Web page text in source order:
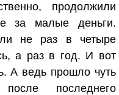
продолжили
за малые деньги.
не раз в четыре
а раз в год. И вот
А ведь прошло чуть
последнего